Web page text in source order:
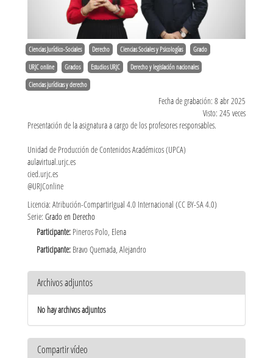
Ciencias Jurídico-Sociales Derecho Ciencias Sociales y Psicologías Grado
URJC online Grados Estudios URJC Derecho y legislación nacionales
Ciencias jurídicas y derecho
Fecha de grabación: 8 abr 2025
Visto: 245 veces
Presentación de la asignatura a cargo de los profesores responsables.
Unidad de Producción de Contenidos Académicos (UPCA)
aulavirtual.urjc.es
cied.urjc.es
@URJConline
Licencia: Atribución-CompartirIgual 4.0 Internacional (CC BY-SA 4.0)
Serie: Grado en Derecho
Participante: Pineros Polo, Elena
Participante: Bravo Quemada, Alejandro
Archivos adjuntos
No hay archivos adjuntos
Compartir vídeo